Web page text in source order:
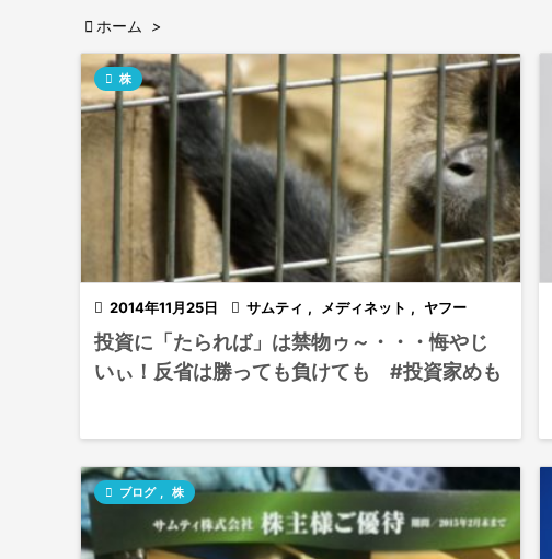
 ホーム >
 2014年11月25日
 株
 サムティ , メディネット , ヤフー
投資に「たられば」は禁物ゥ～・・・悔やじ
いぃ！反省は勝っても負けても #投資家めも
 ブログ 株